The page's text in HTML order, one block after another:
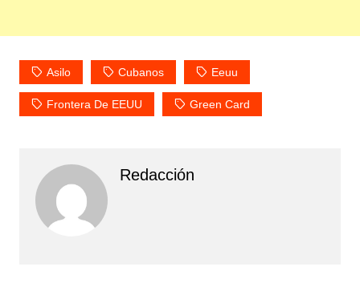
Asilo Cubanos Eeuu
Frontera De EEUU Green Card
Redacción